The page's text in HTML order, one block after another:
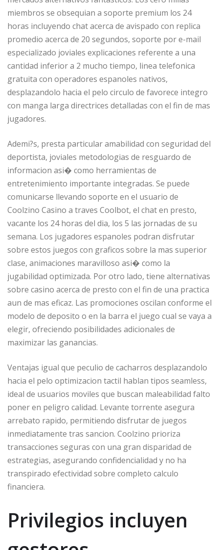
miembros se obsequian a soporte premium los 24
horas incluyendo chat acerca de avispado con replica
promedio acerca de 20 segundos, soporte por e-mail
especializado joviales explicaciones referente a una
cantidad inferior a 2 mucho tiempo, linea telefonica
gratuita con operadores espanoles nativos,
desplazandolo hacia el pelo circulo de favorece integro
con manga larga directrices detalladas con el fin de mas
jugadores.
Ademi?s, presta particular amabilidad con seguridad del
deportista, joviales metodologias de resguardo de
informacion asi� como herramientas de
entretenimiento importante integradas. Se puede
comunicarse llevando soporte en el usuario de
Coolzino Casino a traves Coolbot, el chat en presto,
vacante los 24 horas del dia, los 5 las jornadas de su
semana. Los jugadores espanoles podran disfrutar
sobre estos juegos con graficos sobre la mas superior
clase, animaciones maravilloso asi� como la
jugabilidad optimizada. Por otro lado, tiene alternativas
sobre casino acerca de presto con el fin de una practica
aun de mas eficaz. Las promociones oscilan conforme el
modelo de deposito o en la barra el juego cual se vaya a
elegir, ofreciendo posibilidades adicionales de
maximizar las ganancias.
Ventajas igual que peculio de cacharros desplazandolo
hacia el pelo optimizacion tactil hablan tipos seamless,
ideal de usuarios moviles que buscan maleabilidad falto
poner en peligro calidad. Levante torrente asegura
arrebato rapido, permitiendo disfrutar de juegos
inmediatamente tras sancion. Coolzino prioriza
transacciones seguras con una gran disparidad de
estrategias, asegurando confidencialidad y no ha
transpirado efectividad sobre completo calculo
financiera.
Privilegios incluyen